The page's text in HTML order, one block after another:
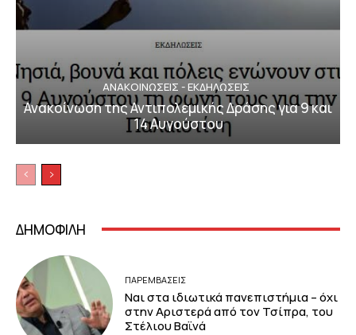
ΑΝΑΚΟΙΝΩΣΕΙΣ - ΕΚΔΗΛΩΣΕΙΣ
Ανακοίνωση της Αντιπολεμικής Δράσης για 9 και
14 Αυγούστου
ΔΗΜΟΦΙΛΗ
ΠΑΡΕΜΒΑΣΕΙΣ
Ναι στα ιδιωτικά πανεπιστήμια – όχι
στην Αριστερά από τον Τσίπρα, του
Στέλιου Βαϊνά